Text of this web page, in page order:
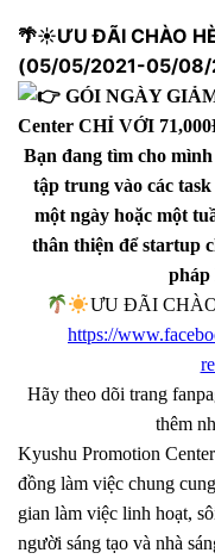
🌴☀️ƯU ĐÃI CHÀO
(05/05/2021-05/08/
GÓI NGÀY
Center CHỈ VỚI
Bạn đang tìm cho
tập trung vào các
một ngày hoặc một
thân thiện để startup
pháp
ƯU ĐÃI
https://
Hãy theo dõi trang
thêm
Kyushu Promotion
đồng làm việc chung
gian làm việc linh hoạt,
người sáng tạo và nhà